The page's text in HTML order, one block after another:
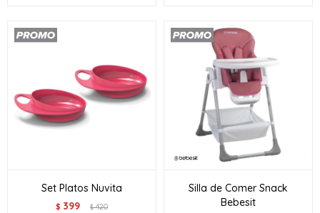
Set Platos Nuvita
$ 399 $420
Silla de Comer Snack
Bebesit